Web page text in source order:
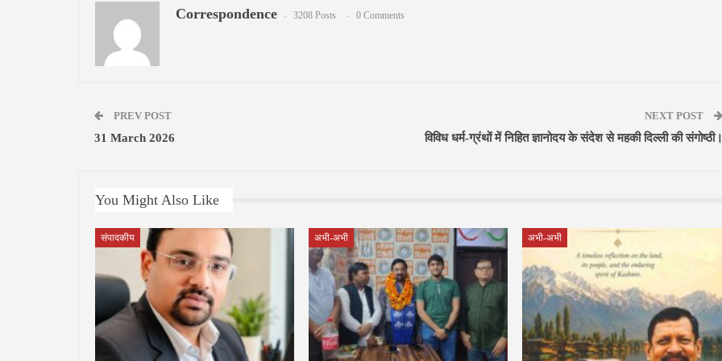
Correspondence 3208 Posts 0 Comments
PREV POST
31 March 2026
NEXT POST
विविध धर्म-ग्रंथों में निहित ज्ञानोदय के संदेश से महकी दिल्ली की संगोष्ठी।
You Might Also Like
संपादकीय अभी-अभी अभी-अभी